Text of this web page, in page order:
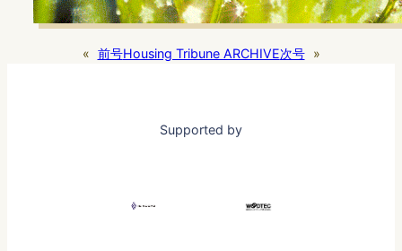
« 前号Housing Tribune ARCHIVE次号 »
Supported by